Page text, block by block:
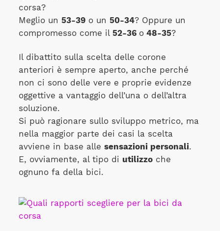
corsa?
Meglio un 53-39o un 50-34? Oppure un
compromesso come il 52-36 o48-35?
Il dibattito sulla scelta delle corone
anteriori è sempre aperto, anche perché
non ci sono delle vere e proprie evidenze
oggettive a vantaggio dell’una o dell’altra
soluzione.
Si può ragionare sullo sviluppo metrico, ma
nella maggior parte dei casi la scelta
avviene in base alle sensazioni personali.
E, ovviamente, al tipo di utilizzoche
ognuno fa della bici.